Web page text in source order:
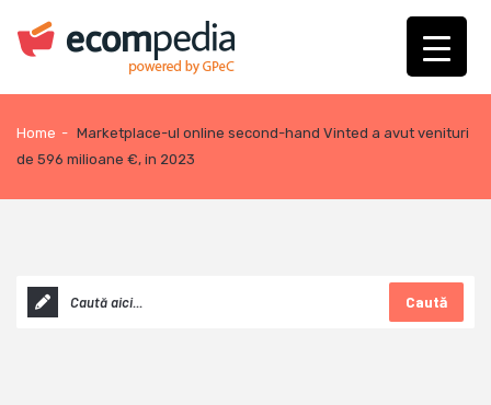
Home - Marketplace-ul online second-hand Vinted a avut venituri
de 596 milioane €, in 2023
Caută